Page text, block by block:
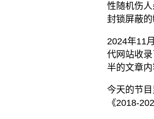
性随机伤
封锁屏蔽的
2024年11
代网站收
半的文章
今天的节
《2018-